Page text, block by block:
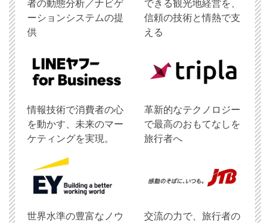
者の動態分析／ナビゲ
ーションシステムの提
供
できる観光地経営を、
信頼の技術と情熱で支
える
情報技術で消費者の心
を動かす、未来のマー
ケティングを実現。
革新的なテクノロジー
で最高のおもてなしを
旅行者へ
世界水準の豊富なノウ
交流の力で、旅行者の